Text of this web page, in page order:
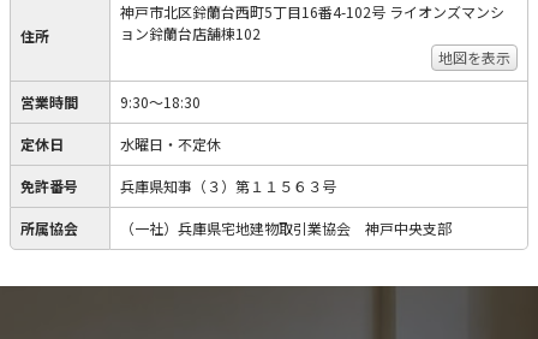
住所
神戸市北区鈴蘭台西町5丁目16番4-102号 ライオンズマンシ
ョン鈴蘭台店舗棟102
地図を表示
営業時間 9:30～18:30
定休日 水曜日・不定休
免許番号 兵庫県知事（３）第１１５６３号
所属協会 （一社）兵庫県宅地建物取引業協会 神戸中央支部